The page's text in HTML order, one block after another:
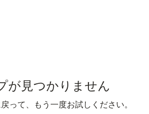
が見つかりません
って、もう一度お試しください。